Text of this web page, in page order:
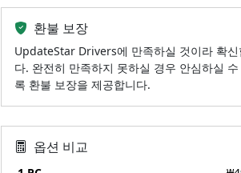
환불 보장
UpdateStar Drivers에 만족하실 것이라 확신
다. 완전히 만족하지 못하실 경우 안심하실 수
록 환불 보장을 제공합니다.
옵션 비교